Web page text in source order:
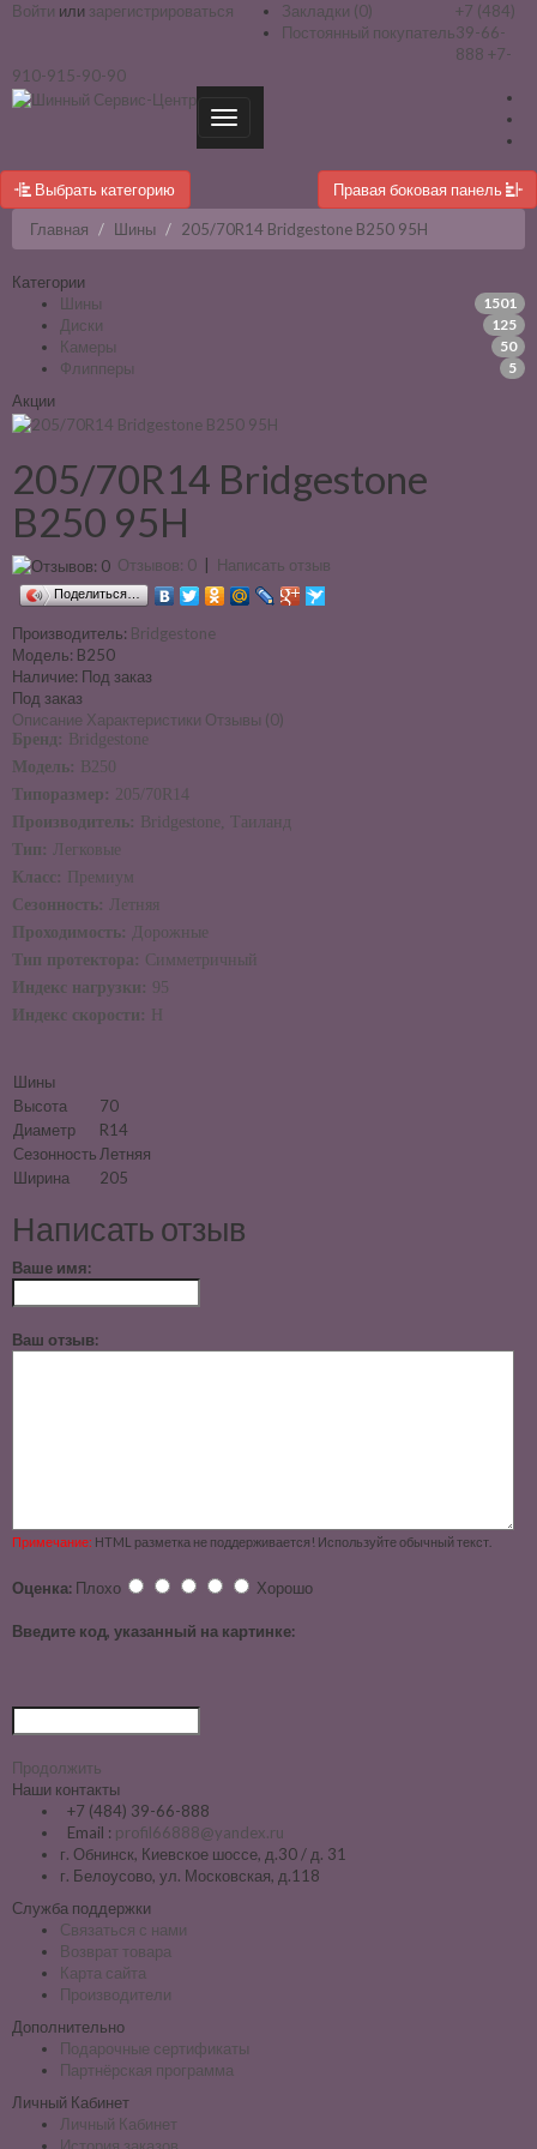
Войти или зарегистрироваться
Закладки (0)
Постоянный покупатель
+7 (484)
39-66-
888 +7-
910-915-90-90
Выбрать категорию Правая боковая панель
Главная Шины 205/70R14 Bridgestone B250 95H
Категории
Шины
1501
Диски 125
Камеры 50
Флипперы 5
Акции
205/70R14 Bridgestone
B250 95H
Отзывов: 0 Написать отзыв
Поделиться…
Производитель: Bridgestone
Модель: B250
Наличие: Под заказ
Под заказ
Описание Характеристики Отзывы (0)
Бренд:
Bridgestone
Модель:
B250
Типоразмер: 205/70R14
Производитель:
Bridgestone, Таиланд
Тип: Легковые
Класс:
Премиум
Сезонность: Летняя
Проходимость: Дорожные
Тип протектора: Симметричный
Индекс нагрузки: 95
Индекс скорости:
Шины
Высота
70
Диаметр
R14
Сезонность Летняя
Ширина
205
Написать отзыв
Ваше имя:
Ваш отзыв:
Примечание: HTML разметка не поддерживается! Используйте обычный текст.
Оценка: Плохо Хорошо
Введите код, указанный на картинке:
Продолжить
Наши контакты
+7 (484) 39-66-888
Email : profil66888@yandex.ru
г. Обнинск, Киевское шоссе, д.30 / д. 31
г. Белоусово, ул. Московская, д.118
Служба поддержки
Связаться с нами
Возврат товара
Карта сайта
Производители
Дополнительно
Подарочные сертификаты
Партнёрская программа
Личный Кабинет
Личный Кабинет